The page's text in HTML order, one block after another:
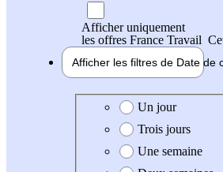
Afficher uniquement
les offres France Travail
Afficher les filtres de Date de
Date de création de l'offre
Un jour
Trois jours
Une semaine